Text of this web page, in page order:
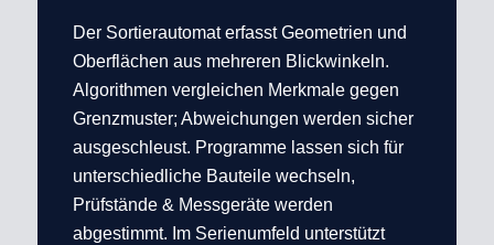
Der Sortierautomat erfasst Geometrien und
Oberflächen aus mehreren Blickwinkeln.
Algorithmen vergleichen Merkmale gegen
Grenzmuster; Abweichungen werden sicher
ausgeschleust. Programme lassen sich für
unterschiedliche Bauteile wechseln,
Prüfstände & Messgeräte werden
abgestimmt. Im Serienumfeld unterstützt